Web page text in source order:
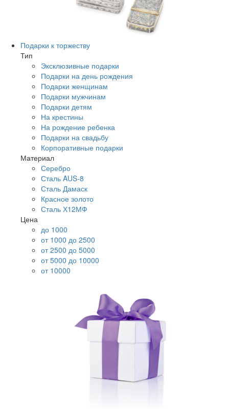
Подарки к торжеству
Тип
Эксклюзивные подарки
Подарки на день рождения
Подарки женщинам
Подарки мужчинам
Подарки детям
На крестины
На рождение ребенка
Подарки на свадьбу
Корпоративные подарки
Материал
Серебро
Сталь AUS-8
Сталь Дамаск
Красное золото
Сталь Х12МФ
Цена
до 1000
от 1000 до 2500
от 2500 до 5000
от 5000 до 10000
от 10000